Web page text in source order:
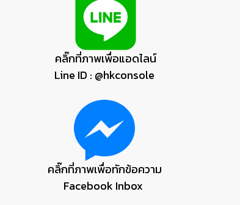
คลิ๊กที่ภาพเพื่อแอดไลน์
Line ID : @hkconsole
คลิ๊กที่ภาพเพื่อทักข้อความ
Facebook Inbox